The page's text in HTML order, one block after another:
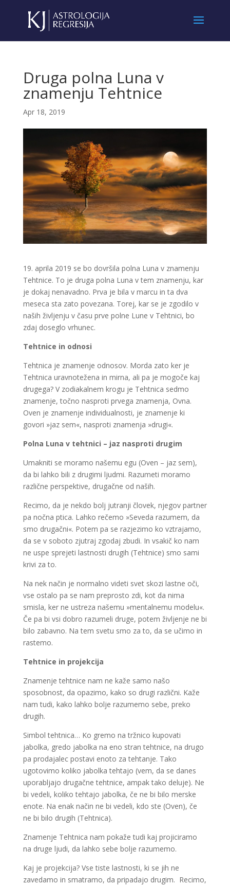
Druga polna Luna v
znamenju Tehtnice
Apr 18, 2019
19. aprila 2019 se bo dovršila polna Luna v znamenju
Tehtnice. To je druga polna Luna v tem znamenju, kar
je dokaj nenavadno. Prva je bila v marcu in ta dva
meseca sta zato povezana. Torej, kar se je zgodilo v
naših življenju v času prve polne Lune v Tehtnici, bo
zdaj doseglo vrhunec.
Tehtnice in odnosi
Tehtnica je znamenje odnosov. Morda zato ker je
Tehtnica uravnotežena in mirna, ali pa je mogoče kaj
drugega? V zodiakalnem krogu je Tehtnica sedmo
znamenje, točno nasproti prvega znamenja, Ovna.
Oven je znamenje individualnosti, je znamenje ki
govori »jaz sem«, nasproti znamenja »drugi«.
Polna Luna v tehtnici – jaz nasproti drugim
Umakniti se moramo našemu egu (Oven – jaz sem),
da bi lahko bili z drugimi ljudmi. Razumeti moramo
različne perspektive, drugačne od naših.
Recimo, da je nekdo bolj jutranji človek, njegov partner
pa nočna ptica. Lahko rečemo »Seveda razumem, da
smo drugačni«. Potem pa se razjezimo ko vztrajamo,
da se v soboto zjutraj zgodaj zbudi. In vsakič ko nam
ne uspe sprejeti lastnosti drugih (Tehtnice) smo sami
krivi za to.
Na nek način je normalno videti svet skozi lastne oči,
vse ostalo pa se nam preprosto zdi, kot da nima
smisla, ker ne ustreza našemu »mentalnemu modelu«.
Če pa bi vsi dobro razumeli druge, potem življenje ne bi
bilo zabavno. Na tem svetu smo za to, da se učimo in
rastemo.
Tehtnice in projekcija
Znamenje tehtnice nam ne kaže samo našo
sposobnost, da opazimo, kako so drugi različni. Kaže
nam tudi, kako lahko bolje razumemo sebe, preko
drugih.
Simbol tehtnica… Ko gremo na tržnico kupovati
jabolka, gredo jabolka na eno stran tehtnice, na drugo
pa prodajalec postavi enoto za tehtanje. Tako
ugotovimo koliko jabolka tehtajo (vem, da se danes
uporabljajo drugačne tehtnice, ampak tako deluje). Ne
bi vedeli, koliko tehtajo jabolka, če ne bi bilo merske
enote. Na enak način ne bi vedeli, kdo ste (Oven), če
ne bi bilo drugih (Tehtnica).
Znamenje Tehtnica nam pokaže tudi kaj projiciramo
na druge ljudi, da lahko sebe bolje razumemo.
Kaj je projekcija? Vse tiste lastnosti, ki se jih ne
zavedamo in smatramo, da pripadajo drugim. Recimo,